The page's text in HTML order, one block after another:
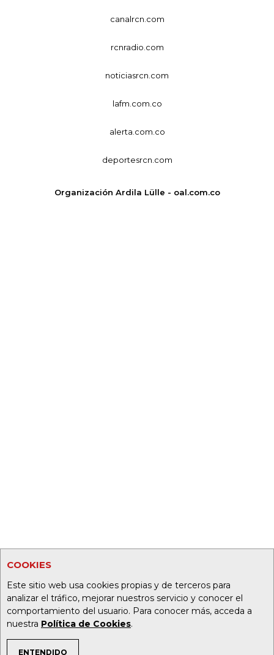
COOKIES
Este sitio web usa cookies propias y de terceros para
analizar el tráfico, mejorar nuestros servicio y conocer el
comportamiento del usuario. Para conocer más, acceda a
nuestra Política de Cookies.
ENTENDIDO
canalrcn.com
rcnradio.com
noticiasrcn.com
lafm.com.co
alerta.com.co
deportesrcn.com
Organización Ardila Lülle - oal.com.co